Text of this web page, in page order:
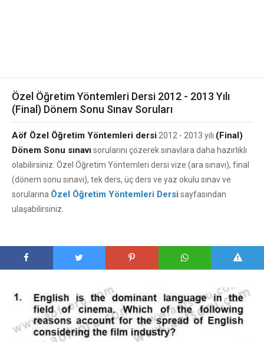
Özel Öğretim Yöntemleri Dersi 2012 - 2013 Yılı
(Final) Dönem Sonu Sınav Soruları
Aöf Özel Öğretim Yöntemleri dersi 2012 - 2013 yılı (Final)
Dönem Sonu sınavısorularını çözerek sınavlara daha hazırlıklı
olabilirsiniz. Özel Öğretim Yöntemleri dersi vize (ara sınavı), final
(dönem sonu sınavı), tek ders, üç ders ve yaz okulu sınav ve
sorularına Özel Öğretim Yöntemleri Dersisayfasından
ulaşabilirsiniz.